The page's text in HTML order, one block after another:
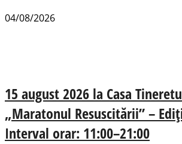
04/08/2026
15 august 2026 la Casa
„Maratonul Resuscitării” –
Interval orar: 11:00–21:00